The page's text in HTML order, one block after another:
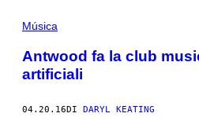
Música
Antwood fa la club
artificiali
04.20.16DI DARYL KEATING